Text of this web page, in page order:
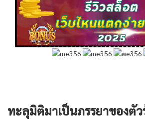
ทะลุมิติมาเป็นภรรยาของตั